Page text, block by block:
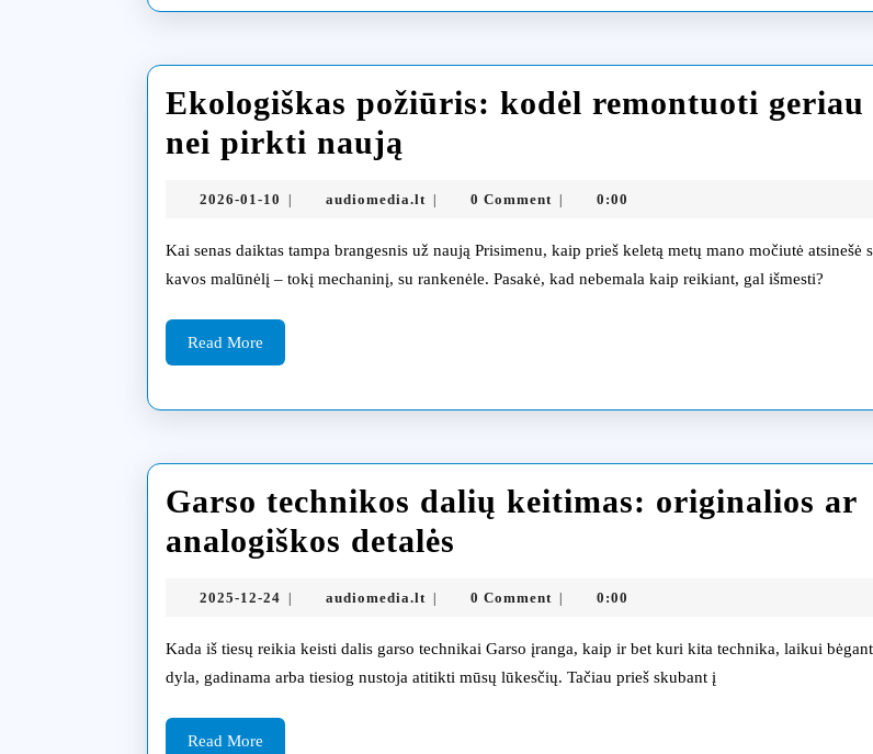
reikia
žinoti
Ekologiškas požiūris: kodėl remontuoti geriau
nei pirkti naują
kodėl
remontuoti
naują
2026-01-10 2026-
audiomedia.lt audiomedia.lt
0 Comment 0:00
Kai senas daiktas tampa brangesnis už naują Prisimenu, kaip prieš keletą metų mano močiutė atsinešė seną
kavos malūnėlį – tokį mechaninį, su rankenėle. Pasakė, kad nebemala kaip reikiant, gal išmesti?
Read More
More
Garso technikos dalių keitimas: originalios ar
analogiškos detalės
keitimas:
originalios
2025-12-24 2025-
audiomedia.lt audiomedia.lt
0 Comment 0:00
Kada iš tiesų reikia keisti dalis garso technikai Garso įranga, kaip ir bet kuri kita technika, laikui bėgant
dyla, gadinama arba tiesiog nustoja atitikti mūsų lūkesčių. Tačiau prieš skubant į
Read More